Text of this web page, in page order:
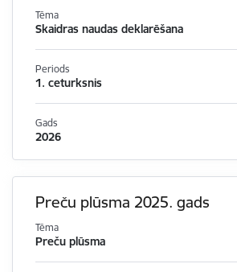
Tēma
Skaidras naudas deklarēšana
Periods
1. ceturksnis
Gads
2026
Preču plūsma 2025. gads
Tēma
Preču plūsma